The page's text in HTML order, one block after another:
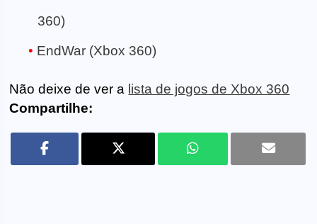
360)
EndWar (Xbox 360)
Não deixe de ver a lista de jogos de Xbox 360
Compartilhe: